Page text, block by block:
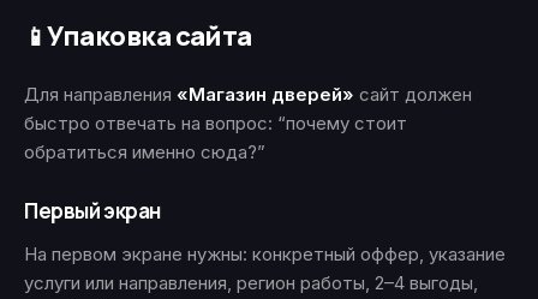
📱Упаковка сайта
Для направления «Магазин дверей» сайт должен
быстро отвечать на вопрос: “почему стоит
обратиться именно сюда?”
Первый экран
На первом экране нужны: конкретный оффер, указание
услуги или направления, регион работы, 2–4 выгоды,